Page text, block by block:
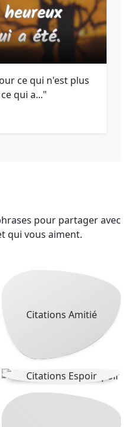
ce qui n'est plus
qui a..."
pour partager avec
qui vous aiment.
Citations Amitié
Citations Espoir